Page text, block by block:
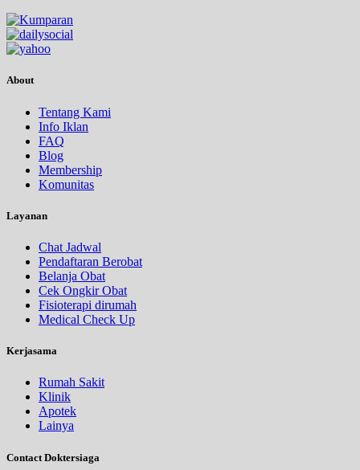
About
Tentang Kami
Info Iklan
FAQ
Blog
Membership
Komunitas
Layanan
Chat Jadwal
Pendaftaran Berobat
Belanja Obat
Cek Ongkir Obat
Fisioterapi dirumah
Medical Check Up
Kerjasama
Rumah Sakit
Klinik
Apotek
Lainya
Contact Doktersiaga